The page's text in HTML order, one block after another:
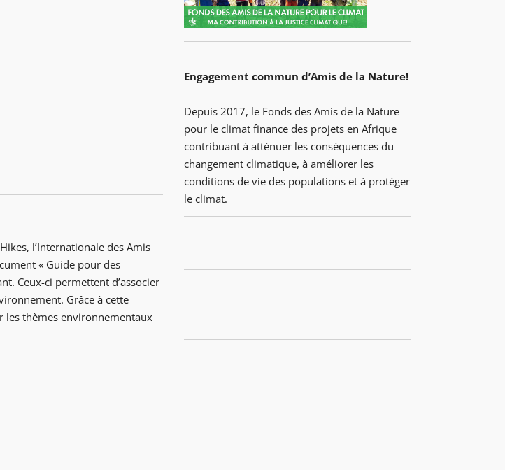
l’Internationale des Amis
« Guide pour des
Ceux-ci permettent d’associer
Grâce à cette
les thèmes environnementaux
Engagement commun d’Amis de la Nature!
Depuis 2017, le Fonds des Amis de la Nature
pour le climat finance des projets en Afrique
contribuant à atténuer les conséquences du
changement climatique, à améliorer les
conditions de vie des populations et à protéger
le climat.